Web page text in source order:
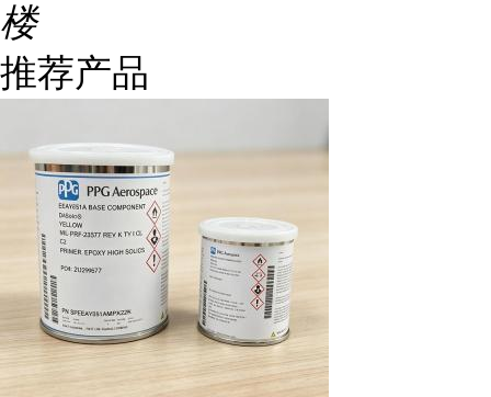
楼
推荐产品